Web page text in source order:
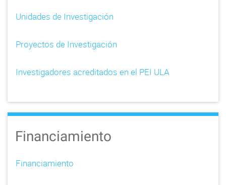
a
o
n
Unidades de Investigación
Proyectos de Investigación
Investigadores acreditados en el PEI ULA
Financiamiento
Financiamiento